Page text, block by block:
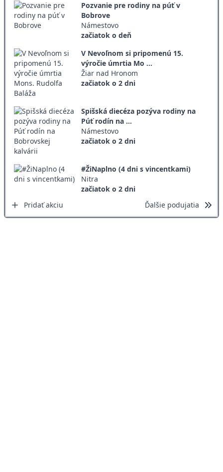
Pozvanie pre rodiny na púť v
Bobrove
Námestovo
začiatok o deň
V Nevoľnom si pripomenú 15.
výročie úmrtia Mo ...
Žiar nad Hronom
začiatok o 2 dni
Spišská diecéza pozýva rodiny na
Púť rodín na ...
Námestovo
začiatok o 2 dni
#ŽiNaplno (4 dni s vincentkami)
Nitra
začiatok o 2 dni
Pridať akciu
Ďalšie podujatia